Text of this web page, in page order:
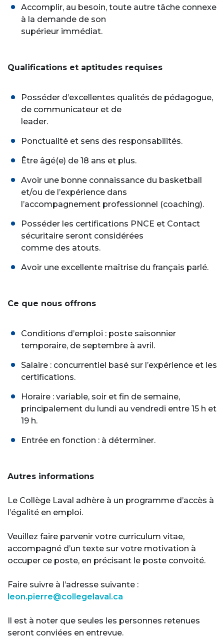
Accomplir, au besoin, toute autre tâche connexe
à la demande de son
supérieur immédiat.
Qualifications et aptitudes requises
Posséder d’excellentes qualités de pédagogue,
de communicateur et de
leader.
Ponctualité et sens des responsabilités.
Être âgé(e) de 18 ans et plus.
Avoir une bonne connaissance du basketball
et/ou de l’expérience dans
l’accompagnement professionnel (coaching).
Posséder les certifications PNCE et Contact
sécuritaire seront considérées
comme des atouts.
Avoir une excellente maîtrise du français parlé.
Ce que nous offrons
Conditions d’emploi : poste saisonnier
temporaire, de septembre à avril.
Salaire : concurrentiel basé sur l’expérience et les
certifications.
Horaire : variable, soir et fin de semaine,
principalement du lundi au vendredi entre 15 h et
19 h.
Entrée en fonction : à déterminer.
Autres informations
Le Collège Laval adhère à un programme d’accès à
l’égalité en emploi.
Veuillez faire parvenir votre curriculum vitae,
accompagné d’un texte sur votre motivation à
occuper ce poste, en précisant le poste convoité.
Faire suivre à l’adresse suivante :
leon.pierre@collegelaval.ca
Il est à noter que seules les personnes retenues
seront conviées en entrevue.